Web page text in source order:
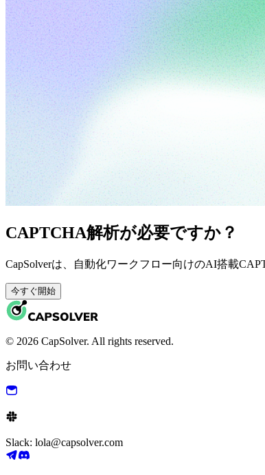
CAPTCHA解析が必要ですか？
CapSolverは、自動化ワークフロー向けのAI搭載
今すぐ開始
© 2026 CapSolver. All rights reserved.
お問い合わせ
Slack: lola@capsolver.com